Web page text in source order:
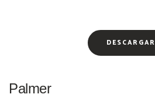
DESCARGAR
Palmer